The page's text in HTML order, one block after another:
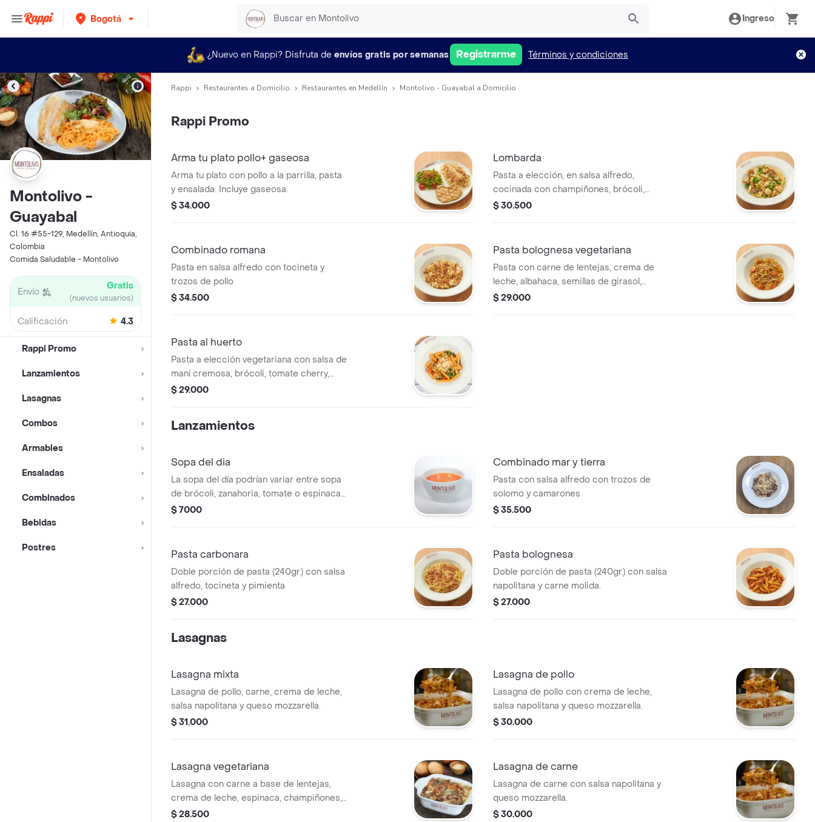
Bogotá Ingreso
¿Nuevo en Rappi? Disfruta de envíos gratis por semanas Registrarme Términos y condiciones
Montolivo -
Guayabal
Cl. 16 #55-129, Medellín, Antioquia,
Colombia
Comida Saludable - Montolivo
Envío Gratis
(nuevos usuarios)
Calificación 4.3
Rappi Promo
Lanzamientos
Lasagnas
Combos
Armables
Ensaladas
Combinados
Bebidas
Postres
Rappi Restaurantes a Domicilio Restaurantes en Medellín Montolivo - Guayabal a Domicilio
Rappi Promo
Arma tu plato pollo+ gaseosa
Arma tu plato con pollo a la parrilla, pasta
y ensalada. Incluye gaseosa.
$ 34.000
Lombarda
Pasta a elección, en salsa alfredo,
cocinada con champiñones, brócoli,
julianas de pollo y ensalada.
$ 30.500
Combinado romana
Pasta en salsa alfredo con tocineta y
trozos de pollo
$ 34.500
Pasta bolognesa vegetariana
Pasta con carne de lentejas, crema de
leche, albahaca, semillas de girasol,
tomate cherry y queso parmesano.
$ 29.000
Pasta al huerto
Pasta a elección vegetariana con salsa de
maní cremosa, brócoli, tomate cherry,
champiñones, semillas de girasol, ajo y
$ 29.000
Lanzamientos
Sopa del dia
La sopa del día podrían variar entre sopa
de brócoli, zanahoria, tomate o espinaca;
se enviará la sopa que esté disponible en
$ 7000
Combinado mar y tierra
Pasta con salsa alfredo con trozos de
solomo y camarones
$ 35.500
Pasta carbonara
Doble porción de pasta (240gr.) con salsa
alfredo, tocineta y pimienta
$ 27.000
Pasta bolognesa
Doble porción de pasta (240gr.) con salsa
napolitana y carne molida.
$ 27.000
Lasagnas
Lasagna mixta
Lasagna de pollo, carne, crema de leche,
salsa napolitana y queso mozzarella.
$ 31.000
Lasagna de pollo
Lasagna de pollo con crema de leche,
salsa napolitana y queso mozzarella.
$ 30.000
Lasagna vegetariana
Lasagna con carne a base de lentejas,
crema de leche, espinaca, champiñones,
semillas de girasol y queso mozzarella.
$ 28.500
Lasagna de carne
Lasagna de carne con salsa napolitana y
queso mozzarella.
$ 30.000